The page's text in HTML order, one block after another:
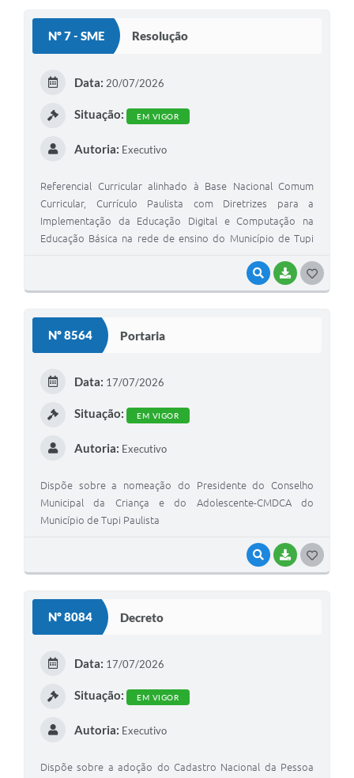
Nº 7 - SME Resolução
VISUALIZAR
BAIXAR
Data: 20/07/2026
Situação: EM VIGOR
Autoria: Executivo
Referencial Curricular alinhado à Base Nacional Comum
Curricular, Currículo Paulista com Diretrizes para a
Implementação da Educação Digital e Computação na
Educação Básica na rede de ensino do Município de Tupi
Nº 8564 Portaria
VISUALIZAR
BAIXAR
Data: 17/07/2026
Situação: EM VIGOR
Autoria: Executivo
Dispõe sobre a nomeação do Presidente do Conselho
Municipal da Criança e do Adolescente-CMDCA do
Município de Tupi Paulista
Nº 8084 Decreto
Data: 17/07/2026
Situação: EM VIGOR
Autoria: Executivo
Dispõe sobre a adoção do Cadastro Nacional da Pessoa